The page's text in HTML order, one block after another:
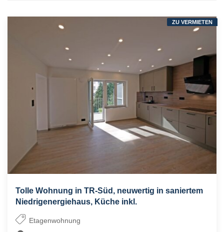
Tolle Wohnung in TR-Süd, neuwertig in saniertem
Niedrigenergiehaus, Küche inkl.
Etagenwohnung
ZU VERMIETEN